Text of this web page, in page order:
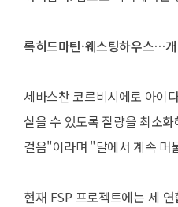
록히드마틴·웨스팅하우스…
세바스찬 코르비시에로 아이
실을 수 있도록 질량을 최소
걸음"이라며 "달에서 계속 머
현재 FSP 프로젝트에는 세